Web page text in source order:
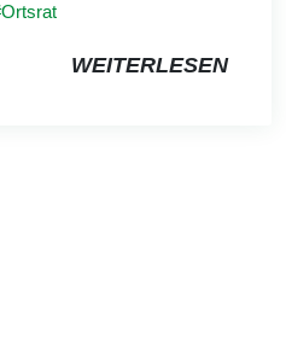
Ortsrat
WEITERLESEN